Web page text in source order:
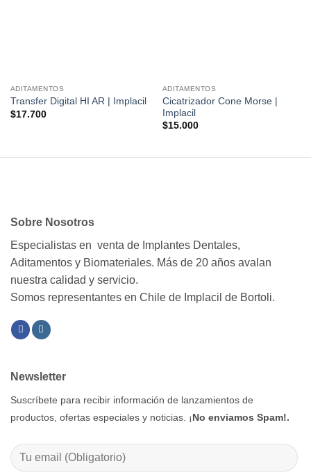
ADITAMENTOS
Transfer Digital HI AR | Implacil
$17.700
ADITAMENTOS
Cicatrizador Cone Morse |
Implacil
$15.000
Sobre Nosotros
Especialistas en venta de Implantes Dentales,
Aditamentos y Biomateriales. Más de 20 años avalan
nuestra calidad y servicio.
Somos representantes en Chile de Implacil de Bortoli.
Newsletter
Suscríbete para recibir información de lanzamientos de
productos, ofertas especiales y noticias. ¡No enviamos Spam!.